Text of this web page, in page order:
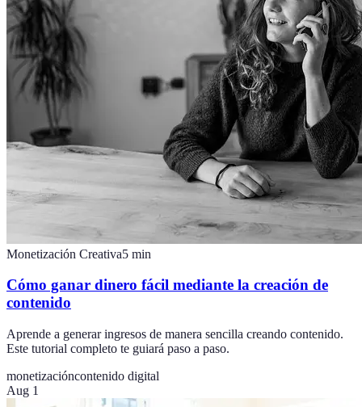
Monetización Creativa5 min
Cómo ganar dinero fácil mediante la creación de
contenido
Aprende a generar ingresos de manera sencilla creando contenido.
Este tutorial completo te guiará paso a paso.
monetizacióncontenido digital
Aug 1